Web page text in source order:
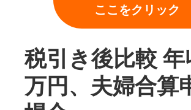
ここをクリック
税引き後比較
万円、夫婦合算